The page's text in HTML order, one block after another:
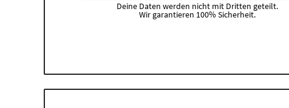
Deine Daten werden nicht mit Dritten geteilt.
Wir garantieren 100% Sicherheit.